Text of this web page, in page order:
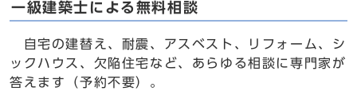
一級建築士による無料相談
自宅の建替え、耐震、アスベスト、リフォーム、シ
ックハウス、欠陥住宅など、あらゆる相談に専門家が
答えます（予約不要）。